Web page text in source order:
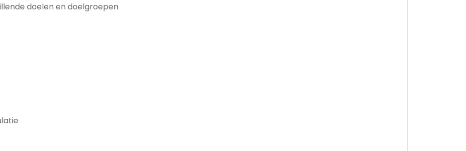
doelen en doelgroepen